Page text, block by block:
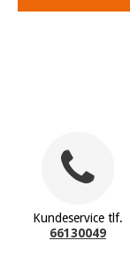
Kundeservice tlf.
66130049